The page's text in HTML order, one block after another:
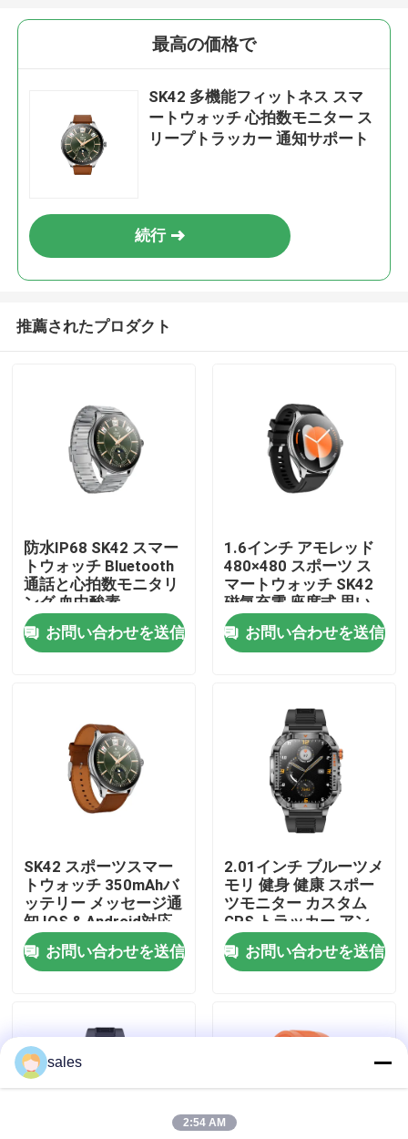
家
私達について
品質管理
私達に連絡しなさい
スポーツのスマートな腕時計
GPSスマートウォッチ
最高の価格で
SK42 多機能フィットネス スマ
ートウォッチ 心拍数モニター ス
リープトラッカー 通知サポート
続行
推薦されたプロダクト
防水IP68 SK42 スマー
トウォッチ Bluetooth
通話と心拍数モニタリ
ング 血中酸素
お問い合わせを送信
1.6インチ アモレッド
480×480 スポーツ ス
マートウォッチ SK42
磁気充電 座席式 思い
出のサポート
お問い合わせを送信
SK42 スポーツスマー
トウォッチ 350mAhバ
ッテリー メッセージ通
知 IOS & Android対応
お問い合わせを送信
2.01インチ ブルーツメ
モリ 健身 健康 スポー
ツモニター カスタム
GPS トラッカー アン
ドロイドダイバー スポ
ーツ P76 スマートフォ
ンJ13を呼んでいる 時
レスレット
お問い合わせを送信
sales
2:54 AM